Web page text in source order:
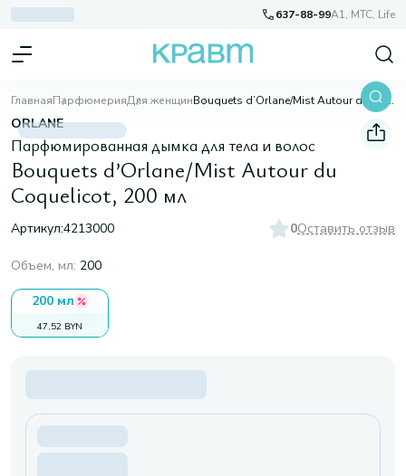
637-88-99A1, МТС, Life
ГлавнаяПарфюмерияДля женщин Bouquets d’Orlane/Mist Autour du Coquelicot, 200 мл
ORLANE
Парфюмированная дымка для тела и волос
Bouquets d’Orlane/Mist Autour du
Coquelicot, 200 мл
Артикул:4213000 0Оставить отзыв
Объем, мл: 200
200 мл
47,52 BYN